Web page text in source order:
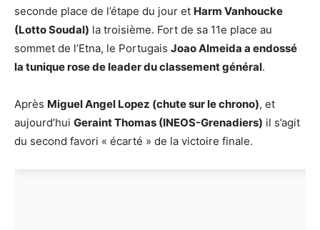
seconde place de l’étape du jour et Harm Vanhoucke
(Lotto Soudal) la troisième. Fort de sa 11e place au
sommet de l’Etna, le Portugais Joao Almeida a endossé
la tunique rose de leader du classement général.
Après Miguel Angel Lopez (chute sur le chrono), et
aujourd’hui Geraint Thomas (INEOS-Grenadiers) il s’agit
du second favori « écarté » de la victoire finale.